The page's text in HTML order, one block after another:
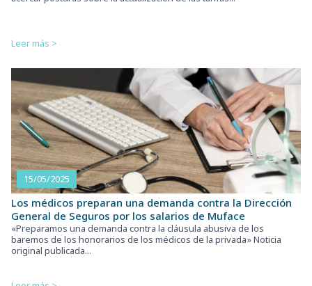
Leer más >
15/05/2025
Los médicos preparan una demanda contra la Dirección
General de Seguros por los salarios de Muface
«Preparamos una demanda contra la cláusula abusiva de los
baremos de los honorarios de los médicos de la privada» Noticia
original publicada...